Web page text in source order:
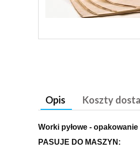
Opis Koszty
Worki pyłowe -
PASUJE DO MASZYN: